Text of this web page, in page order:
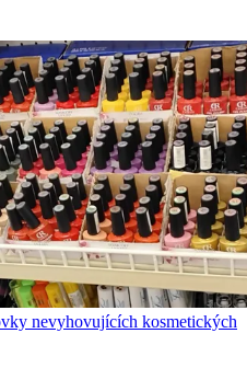
nevyhovujících kosmetických